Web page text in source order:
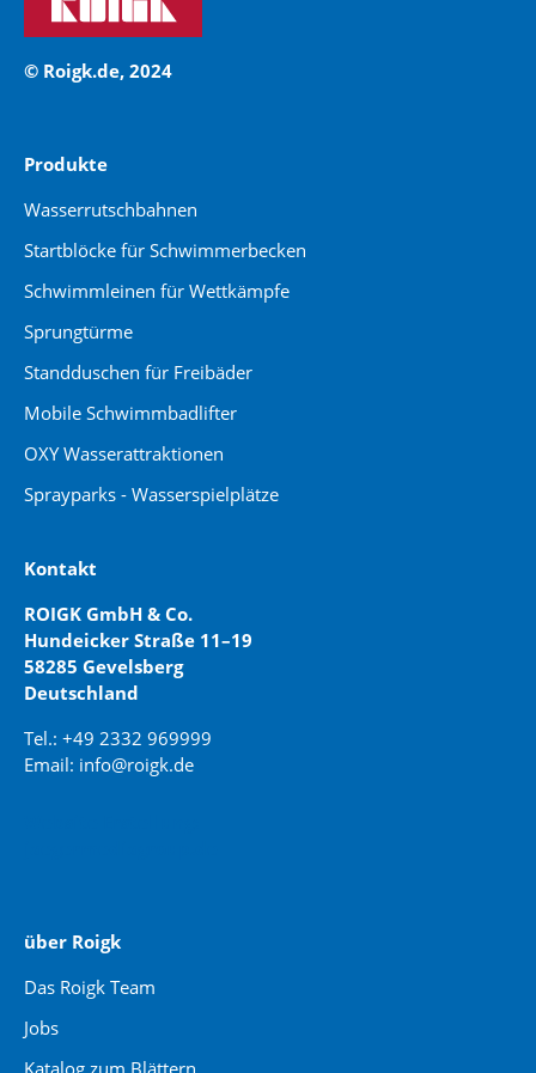
© Roigk.de, 2024
Produkte
Wasserrutschbahnen
Startblöcke für Schwimmerbecken
Schwimmleinen für Wettkämpfe
Sprungtürme
Standduschen für Freibäder
Mobile Schwimmbadlifter
OXY Wasserattraktionen
Sprayparks - Wasserspielplätze
Kontakt
ROIGK GmbH & Co.
Hundeicker Straße 11–19
58285 Gevelsberg
Deutschland
Tel.: +49 2332 969999
Email: info@roigk.de
über Roigk
Das Roigk Team
Jobs
Katalog zum Blättern